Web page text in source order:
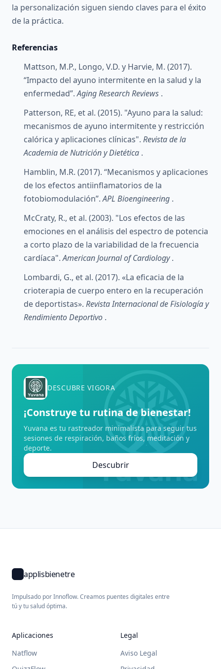
la personalización siguen siendo claves para el éxito
de la práctica.
Referencias
Mattson, M.P., Longo, V.D. y Harvie, M. (2017).
“Impacto del ayuno intermitente en la salud y la
enfermedad”.Aging Research Reviews .
Patterson, RE, et al. (2015). "Ayuno para la salud:
mecanismos de ayuno intermitente y restricción
calórica y aplicaciones clínicas". Revista de la
Academia de Nutrición y Dietética .
Hamblin, M.R. (2017). “Mecanismos y aplicaciones
de los efectos antiinflamatorios de la
fotobiomodulación”.APL Bioengineering .
McCraty, R., et al. (2003). "Los efectos de las
emociones en el análisis del espectro de potencia
a corto plazo de la variabilidad de la frecuencia
cardíaca".American Journal of Cardiology.
Lombardi, G., et al. (2017). «La eficacia de la
crioterapia de cuerpo entero en la recuperación
de deportistas». Revista Internacional de Fisiología y
Rendimiento Deportivo .
DESCUBRE VIGORA
¡Construye tu rutina de bienestar!
Yuvana es tu rastreador minimalista para seguir tus
sesiones de respiración, baños fríos, meditación y
deporte.
Descubrir
applisbienetre
Impulsado por Innoflow. Creamos puentes digitales entre
tú y tu salud óptima.
Aplicaciones
Natflow
Legal
Aviso Legal